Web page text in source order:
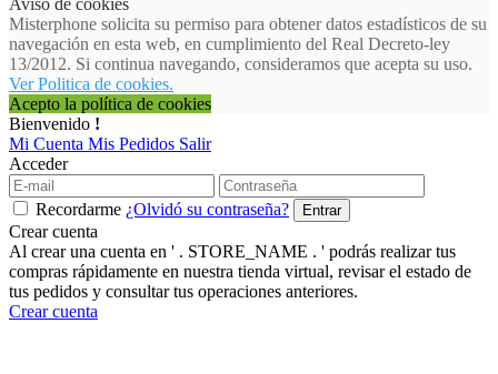
Misterphone solicita su permiso para obtener datos estadísticos de su
navegación en esta web, en cumplimiento del Real Decreto-ley
13/2012. Si continua navegando, consideramos que acepta su uso.
Ver Politica de cookies.
Acepto la política de cookies
Bienvenido !
Mi Cuenta Mis Pedidos Salir
Acceder
Recordarme ¿Olvidó su contraseña?
Crear cuenta
Al crear una cuenta en ' . STORE_NAME . ' podrás realizar tus
compras rápidamente en nuestra tienda virtual, revisar el estado de
tus pedidos y consultar tus operaciones anteriores.
Crear cuenta